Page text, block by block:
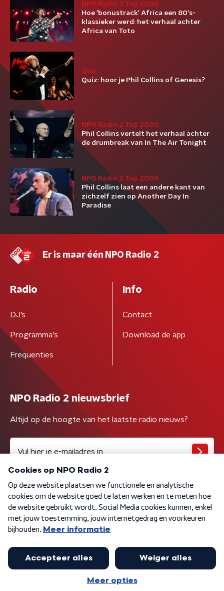
NPO Radio 2 Top 2000
Hoe 'bonustrack' Africa een 80's-
klassieker werd: het verhaal achter
Africa van Toto
Quiz
Quiz: hoor je Phil Collins of Genesis?
NPO Radio 2 Top 2000
Phil Collins vertelt het verhaal achter
de drumbreak van In The Air Tonight
NPO Radio 2 Top 2000
Phil Collins laat een andere kant van
zichzelf zien op Another Day In
Paradise
Er is maar één NPO Radio 2
Radio
DJ’s
Programma's
Frequenties
Info
Contact
Download de app
NPO Radio 2 nieuwsbrief
Altijd op de hoogte van het laatste radio nieuws?
Algemene voorwaarden